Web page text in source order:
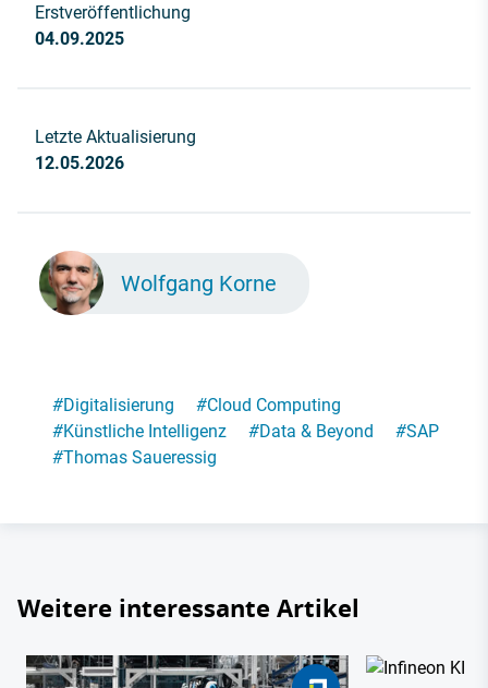
Erstveröffentlichung
04.09.2025
Letzte Aktualisierung
12.05.2026
Wolfgang Korne
#Digitalisierung #Cloud Computing
#Künstliche Intelligenz #Data & Beyond #SAP
#Thomas Saueressig
Weitere interessante Artikel